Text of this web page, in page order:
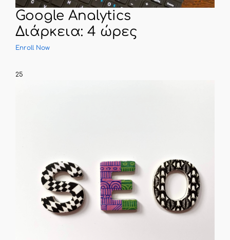
Google Analytics
Διάρκεια: 4 ώρες
Enroll Now
25